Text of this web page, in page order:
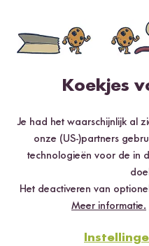
Der bisher beste
Wenige Krümmel und
2 personen vonden deze
Koekjes
Je had het waarschijnlijk al
onze (US-)partners
technologieën voor de in
Het deactiveren van
Meer informatie.